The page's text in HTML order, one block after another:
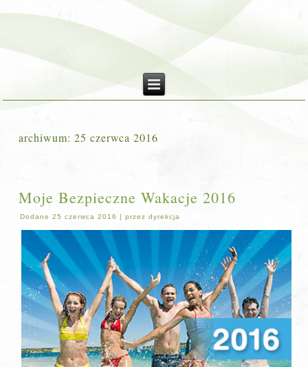
archiwum:25 czerwca 2016
Moje Bezpieczne Wakacje 2016
Dodane 25 czerwca 2016 |przez dyrekcja